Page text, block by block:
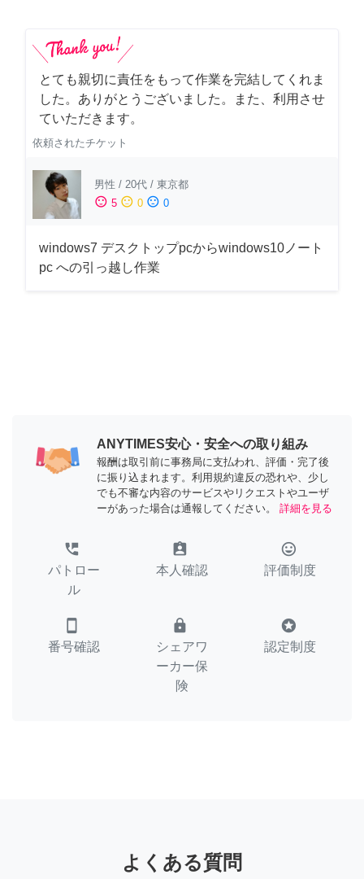
とても親切に責任をもって作業を完結してくれま
した。ありがとうございました。また、利用させ
ていただきます。
依頼されたチケット
男性 / 20代 / 東京都
sentiment_satisfied 5 sentiment_neutral 0 sentiment_dissatisfied 0
windows7 デスクトップpcからwindows10ノート
pc への引っ越し作業
ANYTIMES安心・安全への取り組み
報酬は取引前に事務局に支払われ、評価・完了後
に振り込まれます。利用規約違反の恐れや、少し
でも不審な内容のサービスやリクエストやユーザ
ーがあった場合は通報してください。
詳細を見る
perm_phone_msg
パトロー
ル
assignment_ind
本人確認
tag_faces
評価制度
smartphone
番号確認
lock
シェアワ
ーカー保
険
stars
認定制度
よくある質問